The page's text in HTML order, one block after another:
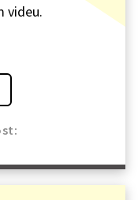
videu.